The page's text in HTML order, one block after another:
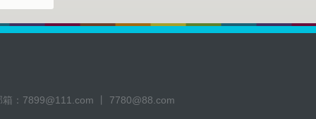
： 7899@111.com 丨 7780@88.com